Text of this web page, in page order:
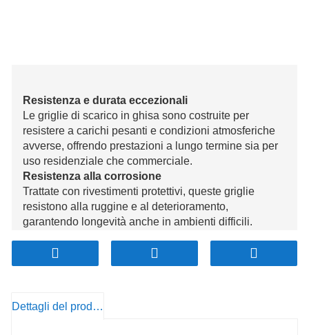
Resistenza e durata eccezionali
Le griglie di scarico in ghisa sono costruite per
resistere a carichi pesanti e condizioni atmosferiche
avverse, offrendo prestazioni a lungo termine sia per
uso residenziale che commerciale.
Resistenza alla corrosione
Trattate con rivestimenti protettivi, queste griglie
resistono alla ruggine e al deterioramento,
garantendo longevità anche in ambienti difficili.
Progettate per un flusso d'acqua ottimale e dotate di
superfici antiscivolo, queste griglie prevengono gli
Manutenzione personalizzabile e ridotta
Dettagli del prodotto